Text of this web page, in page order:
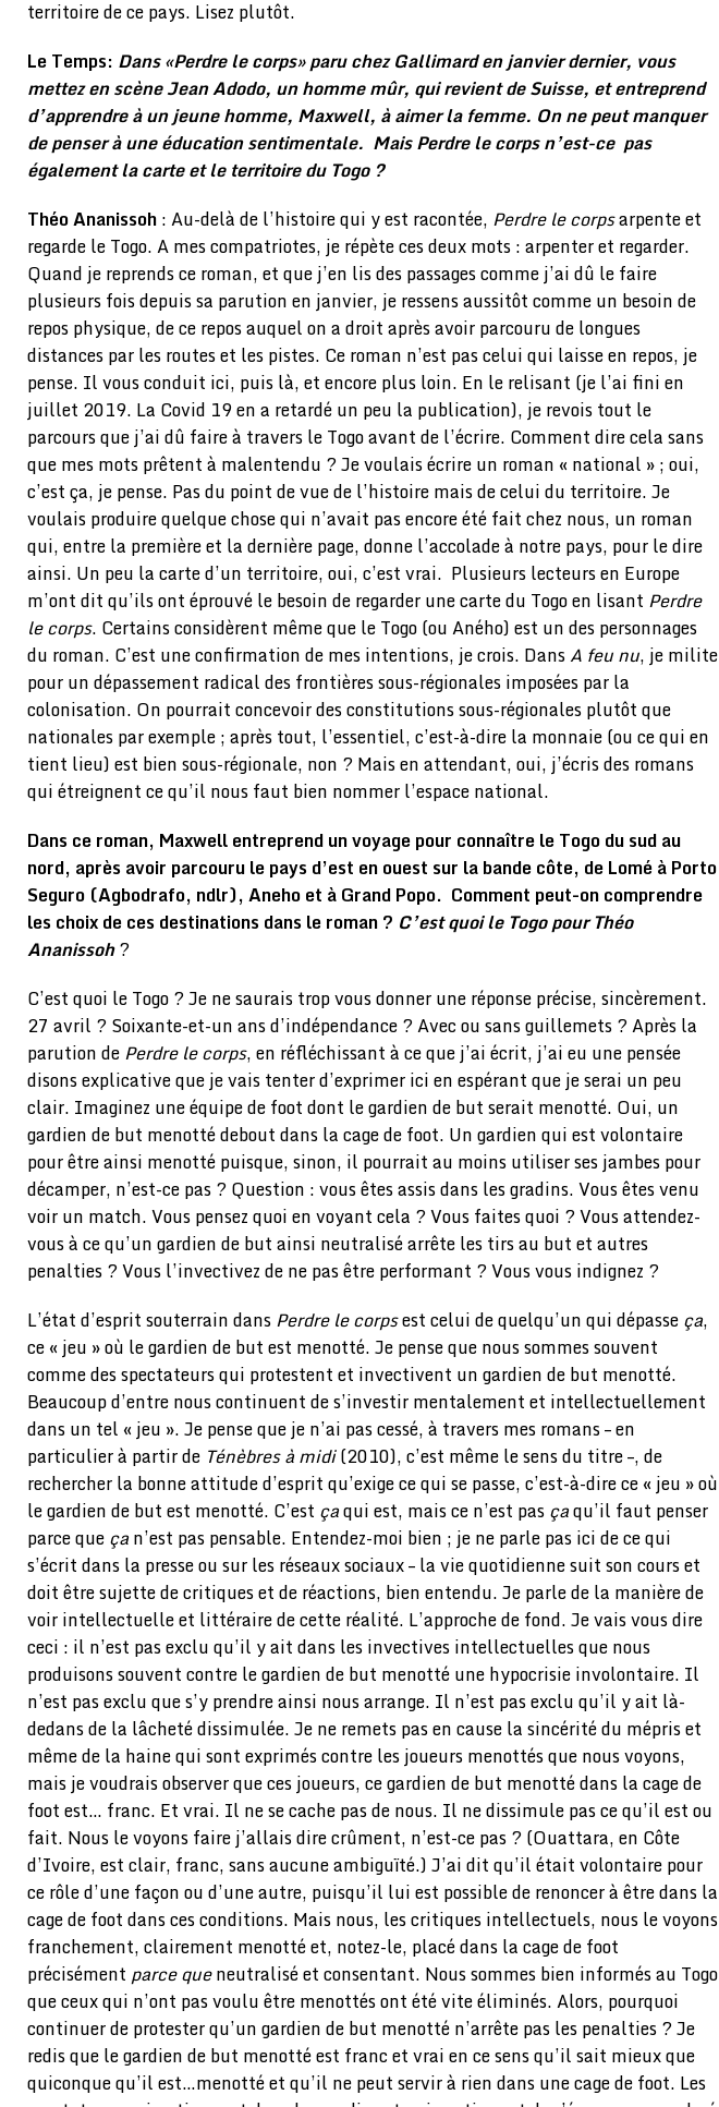
territoire de ce pays. Lisez plutôt.
Le Temps: Dans «Perdre le corps» paru chez Gallimard en janvier dernier, vous
mettez en scène Jean Adodo, un homme mûr, qui revient de Suisse, et entreprend
d’apprendre à un jeune homme, Maxwell, à aimer la femme. On ne peut manquer
de penser à une éducation sentimentale. Mais Perdre le corps n’est-ce pas
également la carte et le territoire du Togo ?
Théo Ananissoh: Au-delà de l’histoire qui y est racontée, Perdre le corpsarpente et
regarde le Togo. A mes compatriotes, je répète ces deux mots : arpenter et regarder.
Quand je reprends ce roman, et que j’en lis des passages comme j’ai dû le faire
plusieurs fois depuis sa parution en janvier, je ressens aussitôt comme un besoin de
repos physique, de ce repos auquel on a droit après avoir parcouru de longues
distances par les routes et les pistes. Ce roman n’est pas celui qui laisse en repos, je
pense. Il vous conduit ici, puis là, et encore plus loin. En le relisant (je l’ai fini en
juillet 2019. La Covid 19 en a retardé un peu la publication), je revois tout le
parcours que j’ai dû faire à travers le Togo avant de l’écrire. Comment dire cela sans
que mes mots prêtent à malentendu ? Je voulais écrire un roman « national » ; oui,
c’est ça, je pense. Pas du point de vue de l’histoire mais de celui du territoire. Je
voulais produire quelque chose qui n’avait pas encore été fait chez nous, un roman
qui, entre la première et la dernière page, donne l’accolade à notre pays, pour le dire
ainsi. Un peu la carte d’un territoire, oui, c’est vrai. Plusieurs lecteurs en Europe
m’ont dit qu’ils ont éprouvé le besoin de regarder une carte du Togo en lisant Perdre
le corps. Certains considèrent même que le Togo (ou Aného) est un des personnages
du roman. C’est une confirmation de mes intentions, je crois. DansA feu nu, je milite
pour un dépassement radical des frontières sous-régionales imposées par la
colonisation. On pourrait concevoir des constitutions sous-régionales plutôt que
nationales par exemple ; après tout, l’essentiel, c’est-à-dire la monnaie (ou ce qui en
tient lieu) est bien sous-régionale, non ? Mais en attendant, oui, j’écris des romans
qui étreignent ce qu’il nous faut bien nommer l’espace national.
Dans ce roman, Maxwell entreprend un voyage pour connaître le Togo du sud au
nord, après avoir parcouru le pays d’est en ouest sur la bande côte, de Lomé à Porto
Seguro (Agbodrafo, ndlr), Aneho et à Grand Popo. Comment peut-on comprendre
les choix de ces destinations dans le roman ? C’est quoi le Togo pour Théo
Ananissoh?
C’est quoi le Togo ? Je ne saurais trop vous donner une réponse précise, sincèrement.
27 avril ? Soixante-et-un ans d’indépendance ? Avec ou sans guillemets ? Après la
parution dePerdre le corps, en réfléchissant à ce que j’ai écrit, j’ai eu une pensée
disons explicative que je vais tenter d’exprimer ici en espérant que je serai un peu
clair. Imaginez une équipe de foot dont le gardien de but serait menotté. Oui, un
gardien de but menotté debout dans la cage de foot. Un gardien qui est volontaire
pour être ainsi menotté puisque, sinon, il pourrait au moins utiliser ses jambes pour
décamper, n’est-ce pas ? Question : vous êtes assis dans les gradins. Vous êtes venu
voir un match. Vous pensez quoi en voyant cela ? Vous faites quoi ? Vous attendez-
vous à ce qu’un gardien de but ainsi neutralisé arrête les tirs au but et autres
penalties ? Vous l’invectivez de ne pas être performant ? Vous vous indignez ?
L’état d’esprit souterrain dansPerdre le corpsest celui de quelqu’un qui dépasseça,
ce « jeu » où le gardien de but est menotté. Je pense que nous sommes souvent
comme des spectateurs qui protestent et invectivent un gardien de but menotté.
Beaucoup d’entre nous continuent de s’investir mentalement et intellectuellement
dans un tel « jeu ». Je pense que je n’ai pas cessé, à travers mes romans – en
particulier à partir de Ténèbres à midi(2010), c’est même le sens du titre –, de
rechercher la bonne attitude d’esprit qu’exige ce qui se passe, c’est-à-dire ce « jeu » où
le gardien de but est menotté. C’est çaqui est, mais ce n’est pasçaqu’il faut penser
parce queçan’est pas pensable. Entendez-moi bien ; je ne parle pas ici de ce qui
s’écrit dans la presse ou sur les réseaux sociaux – la vie quotidienne suit son cours et
doit être sujette de critiques et de réactions, bien entendu. Je parle de la manière de
voir intellectuelle et littéraire de cette réalité. L’approche de fond. Je vais vous dire
ceci : il n’est pas exclu qu’il y ait dans les invectives intellectuelles que nous
produisons souvent contre le gardien de but menotté une hypocrisie involontaire. Il
n’est pas exclu que s’y prendre ainsi nous arrange. Il n’est pas exclu qu’il y ait là-
dedans de la lâcheté dissimulée. Je ne remets pas en cause la sincérité du mépris et
même de la haine qui sont exprimés contre les joueurs menottés que nous voyons,
mais je voudrais observer que ces joueurs, ce gardien de but menotté dans la cage de
foot est… franc. Et vrai. Il ne se cache pas de nous. Il ne dissimule pas ce qu’il est ou
fait. Nous le voyons faire j’allais dire crûment, n’est-ce pas ? (Ouattara, en Côte
d’Ivoire, est clair, franc, sans aucune ambiguïté.) J’ai dit qu’il était volontaire pour
ce rôle d’une façon ou d’une autre, puisqu’il lui est possible de renoncer à être dans la
cage de foot dans ces conditions. Mais nous, les critiques intellectuels, nous le voyons
franchement, clairement menotté et, notez-le, placé dans la cage de foot
précisément parce queneutralisé et consentant. Nous sommes bien informés au Togo
que ceux qui n’ont pas voulu être menottés ont été vite éliminés. Alors, pourquoi
continuer de protester qu’un gardien de but menotté n’arrête pas les penalties ? Je
redis que le gardien de but menotté est franc et vrai en ce sens qu’il sait mieux que
quiconque qu’il est…menotté et qu’il ne peut servir à rien dans une cage de foot. Les